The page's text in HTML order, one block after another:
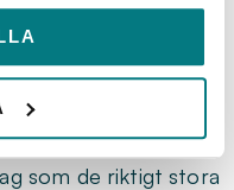
VA-projekt.
med
Den senaste tiden är
sticker ut.
som de riktigt stora